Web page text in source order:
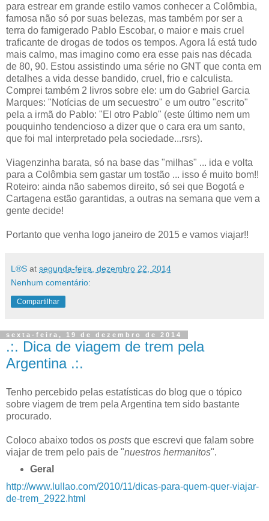
para estrear em grande estilo vamos conhecer a Colômbia,
famosa não só por suas belezas, mas também por ser a
terra do famigerado Pablo Escobar, o maior e mais cruel
traficante de drogas de todos os tempos. Agora lá está tudo
mais calmo, mas imagino como era esse pais nas década
de 80, 90. Estou assistindo uma série no GNT que conta em
detalhes a vida desse bandido, cruel, frio e calculista.
Comprei também 2 livros sobre ele: um do Gabriel Garcia
Marques: "Notícias de um secuestro" e um outro "escrito"
pela a irmã do Pablo: "El otro Pablo" (este último nem um
pouquinho tendencioso a dizer que o cara era um santo,
que foi mal interpretado pela sociedade...rsrs).
Viagenzinha barata, só na base das "milhas" ... ida e volta
para a Colômbia sem gastar um tostão ... isso é muito bom!!
Roteiro: ainda não sabemos direito, só sei que Bogotá e
Cartagena estão garantidas, a outras na semana que vem a
gente decide!
Portanto que venha logo janeiro de 2015 e vamos viajar!!
L®S at segunda-feira, dezembro 22, 2014
Nenhum comentário:
Compartilhar
sexta-feira, 19 de dezembro de 2014
.:. Dica de viagem de trem pela
Argentina .:.
Tenho percebido pelas estatísticas do blog que o tópico
sobre viagem de trem pela Argentina tem sido bastante
procurado.
Coloco abaixo todos os posts que escrevi que falam sobre
viajar de trem pelo pais de "nuestros hermanitos".
Geral
http://www.lullao.com/2010/11/dicas-para-quem-quer-viajar-
de-trem_2922.html